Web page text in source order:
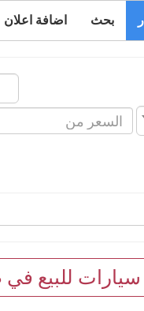
بحث اضافة اعلان
سيارات للبيع